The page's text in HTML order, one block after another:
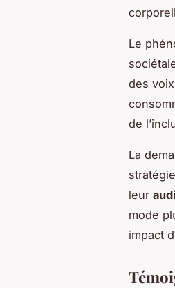
Le
des
de
La
leur
mode
impact